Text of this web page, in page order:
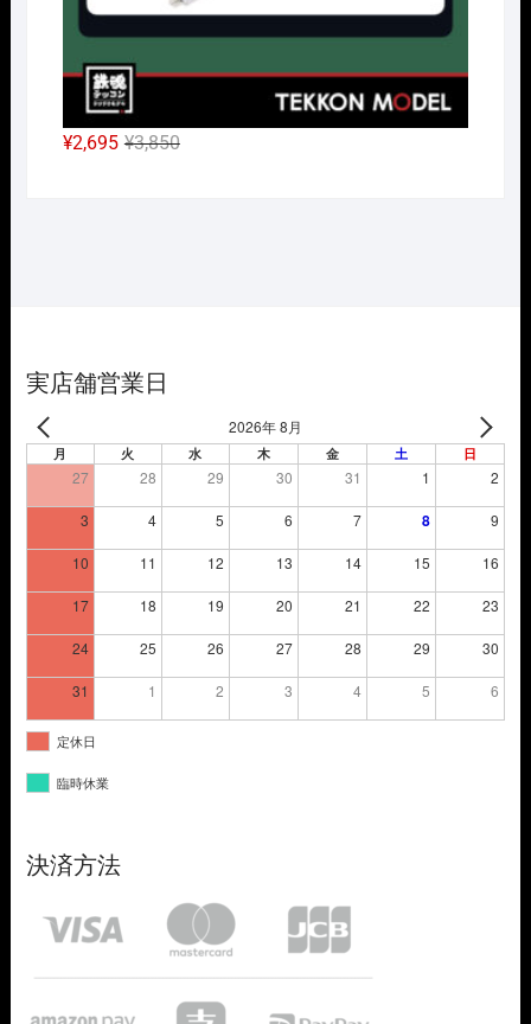
¥3,850元
¥2,695
現
実店舗営業日
2026年 8月
月 火 水 木 金 土 日
27 28 29 30 31 1 2
3 4 5 6 7 8 9
10 11 12 13 14 15 16
17 18 19 20 21 22 23
24 25 26 27 28 29 30
31 1 2 3 4 5 6
定休日
臨時休業
決済方法